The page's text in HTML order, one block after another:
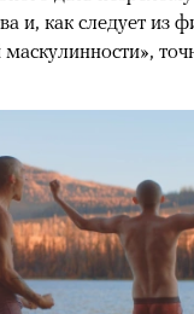
и, как следует из